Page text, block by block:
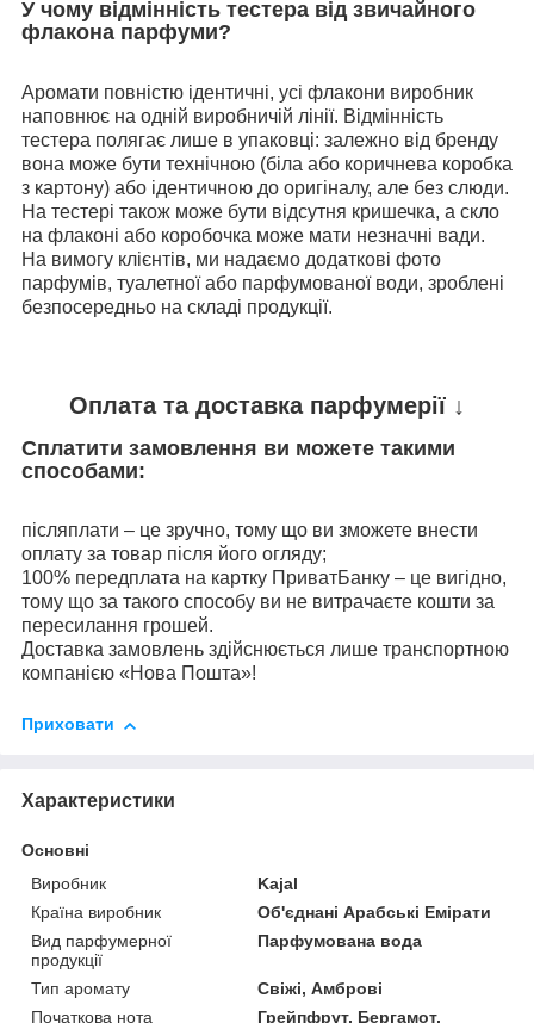
У чому відмінність тестера від звичайного
флакона парфуми?
Аромати повністю ідентичні, усі флакони виробник
наповнює на одній виробничій лінії. Відмінність
тестера полягає лише в упаковці: залежно від бренду
вона може бути технічною (біла або коричнева коробка
з картону) або ідентичною до оригіналу, але без слюди.
На тестері також може бути відсутня кришечка, а скло
на флаконі або коробочка може мати незначні вади.
На вимогу клієнтів, ми надаємо додаткові фото
парфумів, туалетної або парфумованої води, зроблені
безпосередньо на складі продукції.
Оплата та доставка парфумерії ↓
Сплатити замовлення ви можете такими
способами:
післяплати – це зручно, тому що ви зможете внести
оплату за товар після його огляду;
100% передплата на картку ПриватБанку – це вигідно,
тому що за такого способу ви не витрачаєте кошти за
пересилання грошей.
Доставка замовлень здійснюється лише транспортною
компанією «Нова Пошта»!
Приховати
Характеристики
Основні
Виробник
Kajal
Країна виробник
Об'єднані Арабські Емірати
Вид парфумерної
продукції
Парфумована вода
Тип аромату
Свіжі, Амброві
Початкова нота
Грейпфрут, Бергамот,